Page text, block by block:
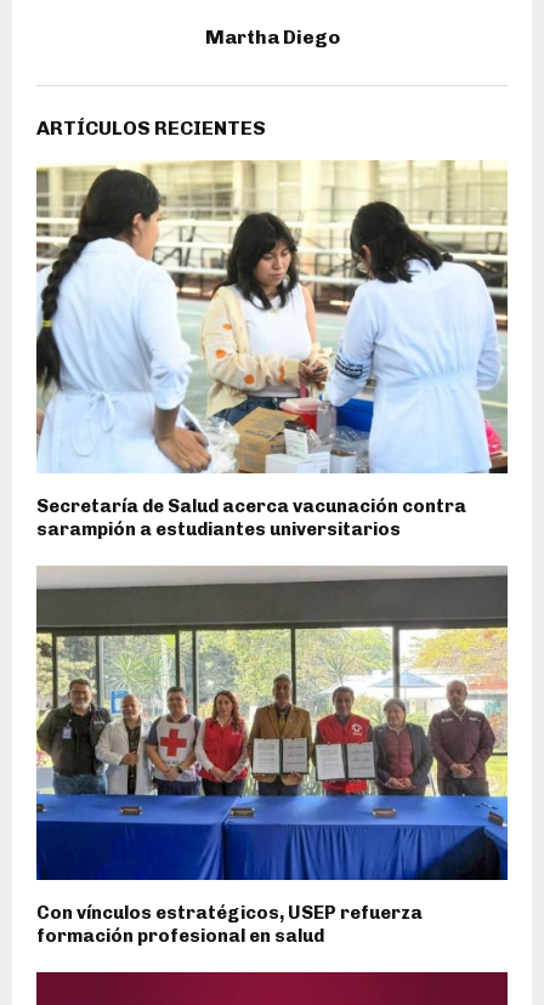
Martha Diego
ARTÍCULOS RECIENTES
Secretaría de Salud acerca vacunación contra
sarampión a estudiantes universitarios
Con vínculos estratégicos, USEP refuerza
formación profesional en salud